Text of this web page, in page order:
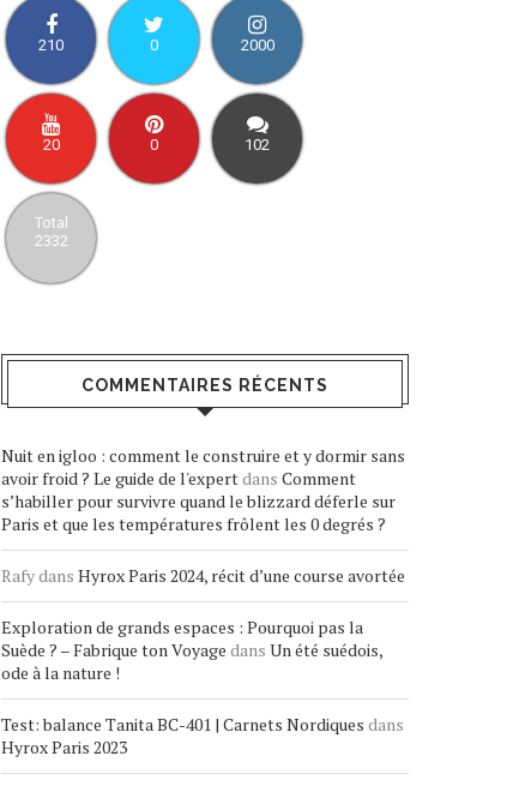
210 0 2000
20 0 102
Total
2332
COMMENTAIRES RÉCENTS
Nuit en igloo : comment le construire et y dormir sans
avoir froid ? Le guide de l'expertdans Comment
s’habiller pour survivre quand le blizzard déferle sur
Paris et que les températures frôlent les 0 degrés ?
Rafydans Hyrox Paris 2024, récit d’une course avortée
Exploration de grands espaces : Pourquoi pas la
Suède ? – Fabrique ton Voyage dans Un été suédois,
ode à la nature !
Test: balance Tanita BC-401 | Carnets Nordiques dans
Hyrox Paris 2023